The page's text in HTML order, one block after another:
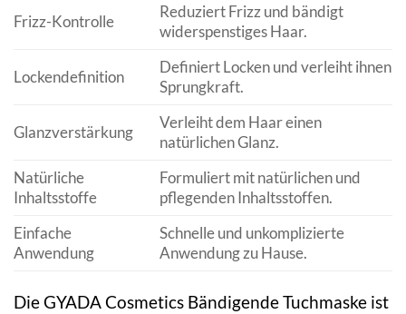
Frizz-Kontrolle
Reduziert Frizz und bändigt
widerspenstiges Haar.
Lockendefinition
Definiert Locken und verleiht ihnen
Sprungkraft.
Glanzverstärkung
Verleiht dem Haar einen
natürlichen Glanz.
Natürliche
Inhaltsstoffe
Formuliert mit natürlichen und
pflegenden Inhaltsstoffen.
Einfache
Anwendung
Schnelle und unkomplizierte
Anwendung zu Hause.
Die GYADA Cosmetics Bändigende Tuchmaske ist